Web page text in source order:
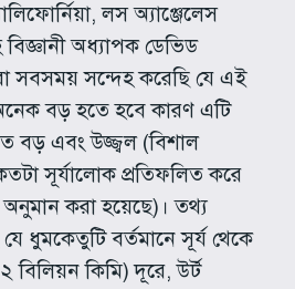
লস অ্যাঞ্জেলেস
অধ্যাপক ডেভিড
সবসময় সন্দেহ করেছি যে এই
বড় হতে হবে কারণ এটি
বড় এবং উজ্জ্বল (বিশাল
সূর্যালোক প্রতিফলিত করে
করা হয়েছে)। তথ্য
যে ধুমকেতুটি বর্তমানে সূর্য থেকে
কিমি) দূরে, উর্ট